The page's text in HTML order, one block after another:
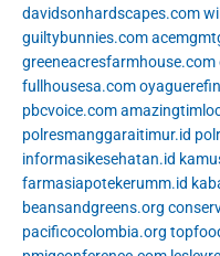
davidsonhardscapes.com
guiltybunnies.com
greeneacresfarmhouse.com
fullhousesa.com
pbcvoice.com
polresmanggaraitimur.id
informasikesehatan.id
farmasiapotekerumm.id
beansandgreens.org
pacificocolombia.org